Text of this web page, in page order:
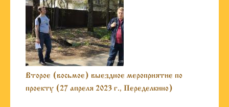
Второе (восьмое) выездное мероприятие по
проекту (27 апреля 2023 г., Переделкино)